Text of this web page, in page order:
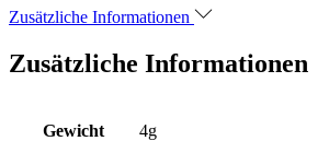
Zusätzliche Informationen
Zusätzliche Informationen
Gewicht 4g